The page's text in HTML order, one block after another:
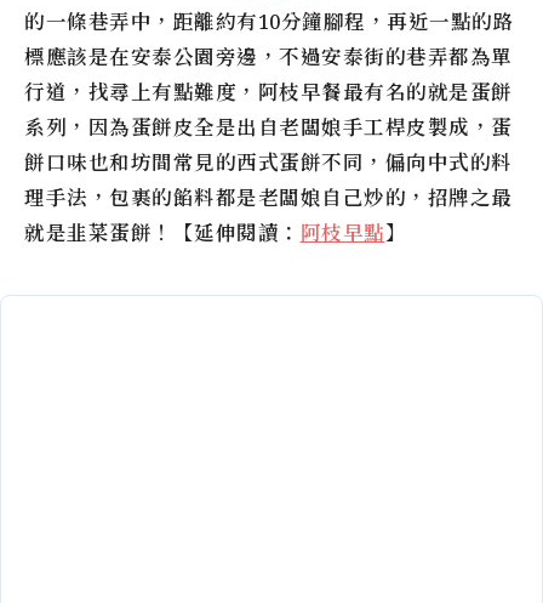
的一條巷弄中，距離約有10分鐘腳程，再近一點的路
標應該是在安泰公園旁邊，不過安泰街的巷弄都為單
行道，找尋上有點難度，阿枝早餐最有名的就是蛋餅
系列，因為蛋餅皮全是出自老闆娘手工桿皮製成，蛋
餅口味也和坊間常見的西式蛋餅不同，偏向中式的料
理手法，包裹的餡料都是老闆娘自己炒的，招牌之最
就是韭菜蛋餅！【延伸閱讀： 阿枝早點】